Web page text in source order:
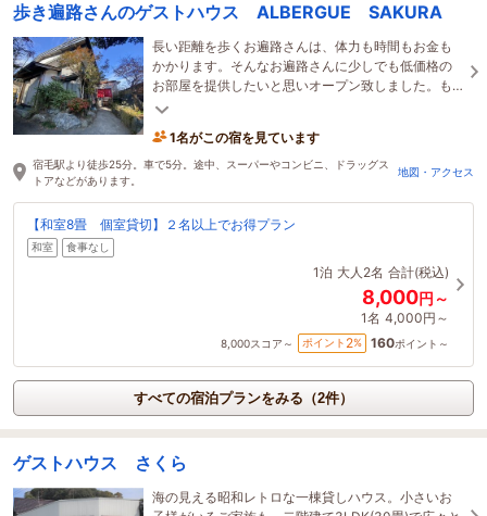
歩き遍路さんのゲストハウス ALBERGUE SAKURA
長い距離を歩くお遍路さんは、体力も時間もお金も
かかります。そんなお遍路さんに少しでも低価格の
お部屋を提供したいと思いオープン致しました。も
ちろんお遍路さん以外の方もお泊まり頂けます。
1名がこの宿を見ています
宿毛駅より徒歩25分。車で5分。途中、スーパーやコンビニ、ドラッグス
トアなどがあります。
地図・アクセス
【和室8畳 個室貸切】２名以上でお得プラン
和室 食事なし
1泊 大人2名 合計(税込)
8,000円～
1名 4,000円～
8,000スコア～ ポイント 2% 160ポイント～
すべての宿泊プランをみる（2件）
ゲストハウス さくら
海の見える昭和レトロな一棟貸しハウス。小さいお